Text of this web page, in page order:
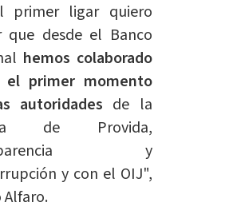
primer ligar quiero
que desde el Banco
hemos colaborado
el primer momento
autoridades de la
de Provida,
y
y con el OIJ",
Alfaro.